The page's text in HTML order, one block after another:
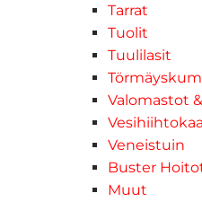
Tarrat
Tuolit
Tuulilasit
Valomastot
Veneistuin
Buster
Muut